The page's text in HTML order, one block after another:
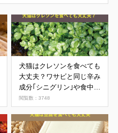
犬猫はクレソンを食べても
大丈夫？ワサビと同じ辛み
成分｢シニグリン｣や食中毒
に注意
閲覧数：3748